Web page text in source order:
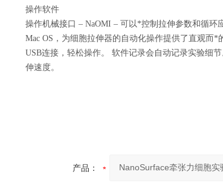
操作软件
操作机械接口 – NaOMI – 可以*控制拉伸参数和循环
Mac OS，为细胞拉伸器的自动化操作提供了直观而*
USB连接，轻松操作。 软件记录会自动记录实验细
伸速度。
产品：